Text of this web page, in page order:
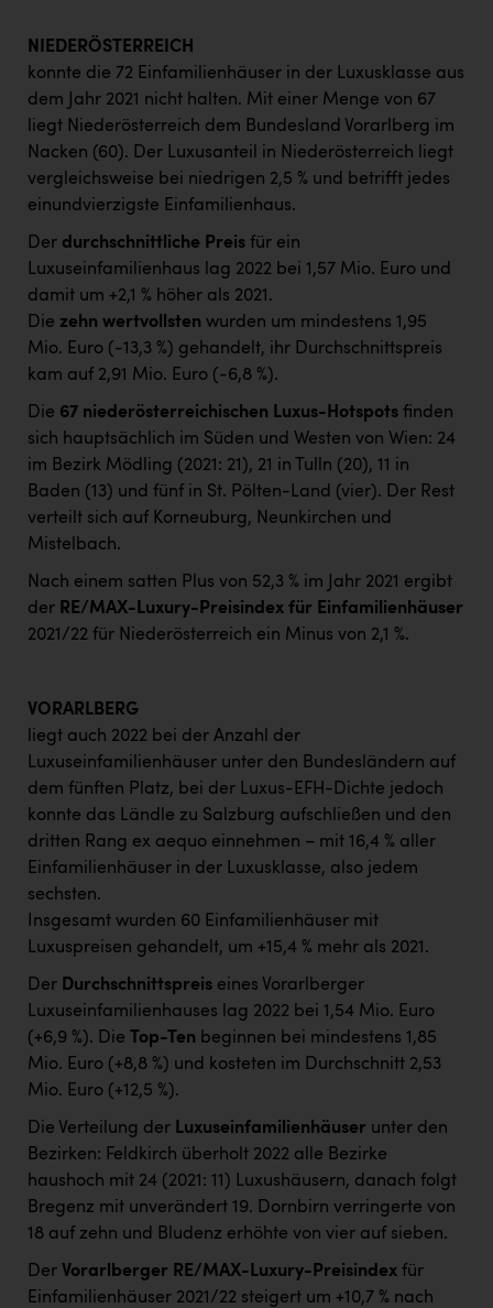
NIEDERÖSTERREICH
konnte die 72 Einfamilienhäuser in der Luxusklasse aus
dem Jahr 2021 nicht halten. Mit einer Menge von 67
liegt Niederösterreich dem Bundesland Vorarlberg im
Nacken (60). Der Luxusanteil in Niederösterreich liegt
vergleichsweise bei niedrigen 2,5 % und betrifft jedes
einundvierzigste Einfamilienhaus.
Der durchschnittliche Preis für ein
Luxuseinfamilienhaus lag 2022 bei 1,57 Mio. Euro und
damit um +2,1 % höher als 2021.
Die zehn wertvollsten wurden um mindestens 1,95
Mio. Euro (-13,3 %) gehandelt, ihr Durchschnittspreis
kam auf 2,91 Mio. Euro (-6,8 %).
Die 67 niederösterreichischen Luxus-Hotspots finden
sich hauptsächlich im Süden und Westen von Wien: 24
im Bezirk Mödling (2021: 21), 21 in Tulln (20), 11 in
Baden (13) und fünf in St. Pölten-Land (vier). Der Rest
verteilt sich auf Korneuburg, Neunkirchen und
Mistelbach.
Nach einem satten Plus von 52,3 % im Jahr 2021 ergibt
der RE/MAX-Luxury-Preisindex für Einfamilienhäuser
2021/22 für Niederösterreich ein Minus von 2,1 %.
VORARLBERG
liegt auch 2022 bei der Anzahl der
Luxuseinfamilienhäuser unter den Bundesländern auf
dem fünften Platz, bei der Luxus-EFH-Dichte jedoch
konnte das Ländle zu Salzburg aufschließen und den
dritten Rang ex aequo einnehmen – mit 16,4 % aller
Einfamilienhäuser in der Luxusklasse, also jedem
sechsten.
Insgesamt wurden 60 Einfamilienhäuser mit
Luxuspreisen gehandelt, um +15,4 % mehr als 2021.
Der Durchschnittspreis eines Vorarlberger
Luxuseinfamilienhauses lag 2022 bei 1,54 Mio. Euro
(+6,9 %). Die Top-Ten beginnen bei mindestens 1,85
Mio. Euro (+8,8 %) und kosteten im Durchschnitt 2,53
Mio. Euro (+12,5 %).
Die Verteilung der Luxuseinfamilienhäuser unter den
Bezirken: Feldkirch überholt 2022 alle Bezirke
haushoch mit 24 (2021: 11) Luxushäusern, danach folgt
Bregenz mit unverändert 19. Dornbirn verringerte von
18 auf zehn und Bludenz erhöhte von vier auf sieben.
Der Vorarlberger RE/MAX-Luxury-Preisindex für
Einfamilienhäuser 2021/22 steigert um +10,7 % nach